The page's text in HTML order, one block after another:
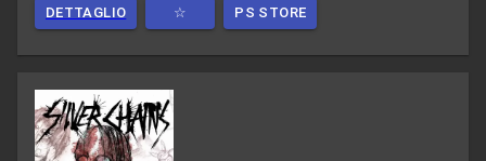
DETTAGLIO ☆ PS STORE